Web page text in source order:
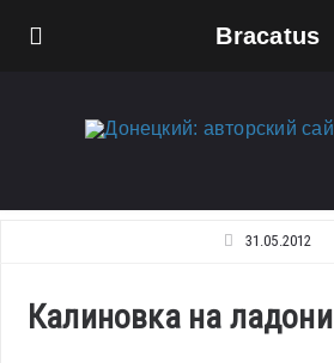
Bracatus
31.05.2012
Калиновка на ладони